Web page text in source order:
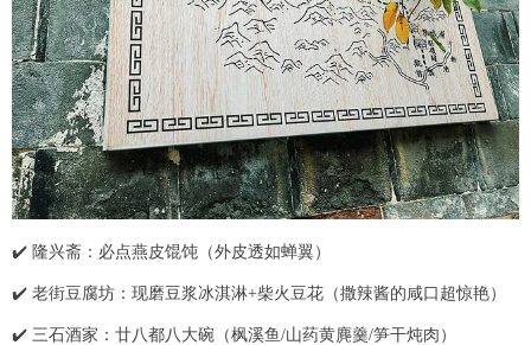
✔️ 隆兴斋：必点燕皮馄饨（外皮透如蝉翼）
✔️ 老街豆腐坊：现磨豆浆冰淇淋+柴火豆花（撒辣酱的咸口超惊艳）
✔️ 三石酒家：廿八都八大碗（枫溪鱼/山药黄麂羹/笋干炖肉）